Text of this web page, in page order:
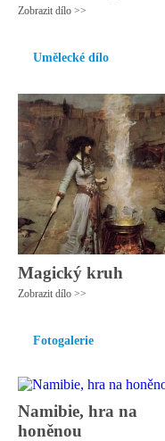
Zobrazit dílo >>
Umělecké dílo
Magický kruh
Zobrazit dílo >>
Fotogalerie
Namibie, hra na
honěnou